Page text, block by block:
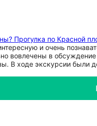
Прогулка по Красной
и очень
вовлечены в
В ходе экскурсии были